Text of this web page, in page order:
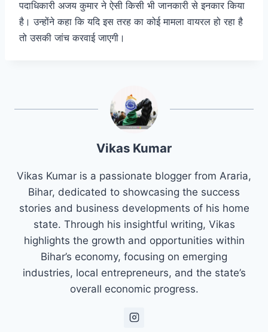
पदाधिकारी अजय कुमार ने ऐसी किसी भी जानकारी से इनकार किया
है।उन्होंने कहा कि यदि इस तरह का कोई मामला वायरल हो रहा है
तो उसकी जांच करवाई जाएगी।
Vikas Kumar
Vikas Kumar is a passionate blogger from Araria,
Bihar, dedicated to showcasing the success
stories and business developments of his home
state. Through his insightful writing, Vikas
highlights the growth and opportunities within
Bihar’s economy, focusing on emerging
industries, local entrepreneurs, and the state’s
overall economic progress.